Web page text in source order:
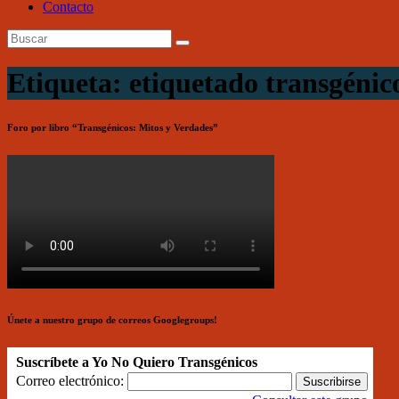
Contacto
Etiqueta: etiquetado
Foro por libro “Transgénicos: Mitos y Verdades”
Únete a nuestro grupo de correos Googlegroups!
Suscríbete a Yo No Quiero Transgénicos
Correo electrónico: